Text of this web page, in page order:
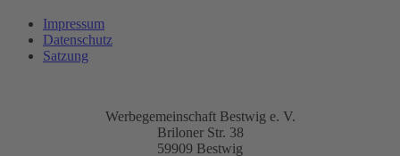
Impressum
Datenschutz
Satzung
Werbegemeinschaft Bestwig e. V.
Briloner Str. 38
59909 Bestwig